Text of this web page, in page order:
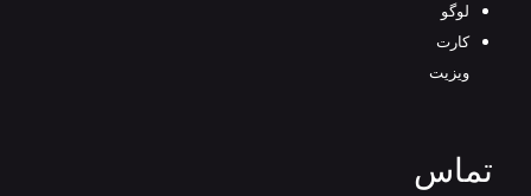
لوگو
کارت
ویزیت
تماس